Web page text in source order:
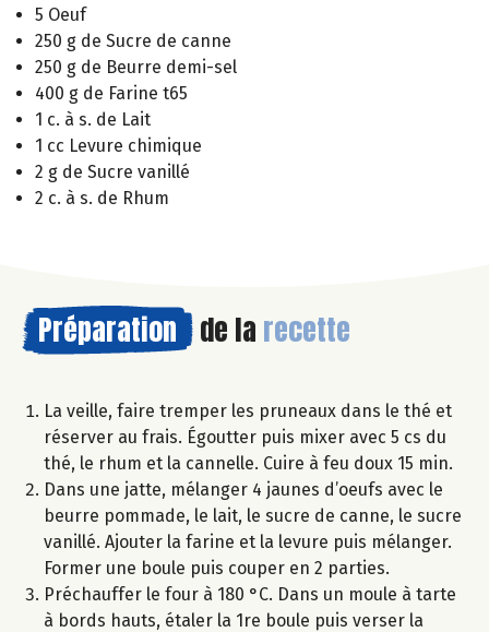
5 Oeuf
250 g de Sucre de canne
250 g de Beurre demi-sel
400 g de Farine t65
1 c. à s. de Lait
1 cc Levure chimique
2 g de Sucre vanillé
2 c. à s. de Rhum
Préparation de la recette
La veille, faire tremper les pruneaux dans le thé et
réserver au frais. Égoutter puis mixer avec 5 cs du
thé, le rhum et la cannelle. Cuire à feu doux 15 min.
Dans une jatte, mélanger 4 jaunes d’oeufs avec le
beurre pommade, le lait, le sucre de canne, le sucre
vanillé. Ajouter la farine et la levure puis mélanger.
Former une boule puis couper en 2 parties.
Préchauffer le four à 180 °C. Dans un moule à tarte
à bords hauts, étaler la 1re boule puis verser la